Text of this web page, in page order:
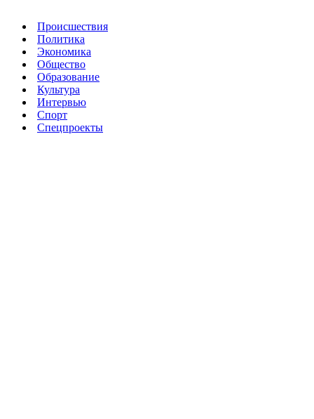
Происшествия
Политика
Экономика
Общество
Образование
Культура
Интервью
Спорт
Спецпроекты